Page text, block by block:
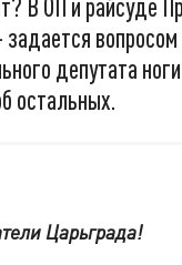
В ОП и райсуде
депутата
остальных.
Царьграда!